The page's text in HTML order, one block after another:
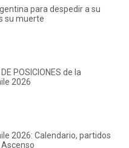
para despedir a su
su muerte
POSICIONES de la
2026
2026: Calendario, partidos